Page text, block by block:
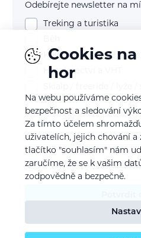
Odebírejte newsletter na
Treking a turistika
Kolo (mtb, gravel,
Horolezectví a VHT
E-mail
Souhlasím se
Cookies
hor
Na webu používáme
bezpečnost a sledování
Za tímto účelem
uživatelích, jejich chování
tlačítko "souhlasím" nám
zaručíme, že se k vašim
zodpovědně a bezpečně.